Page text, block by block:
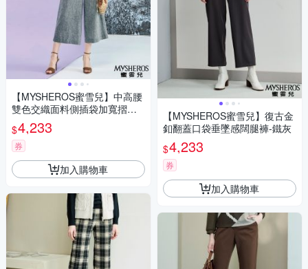
【MYSHEROS蜜雪兒】中高腰
雙色交織面料側插袋加寬摺邊
闊腿寬褲-灰
$4,233
券
加入購物車
【MYSHEROS蜜雪兒】復古金
釦翻蓋口袋垂墜感闊腿褲-鐵灰
$4,233
券
加入購物車